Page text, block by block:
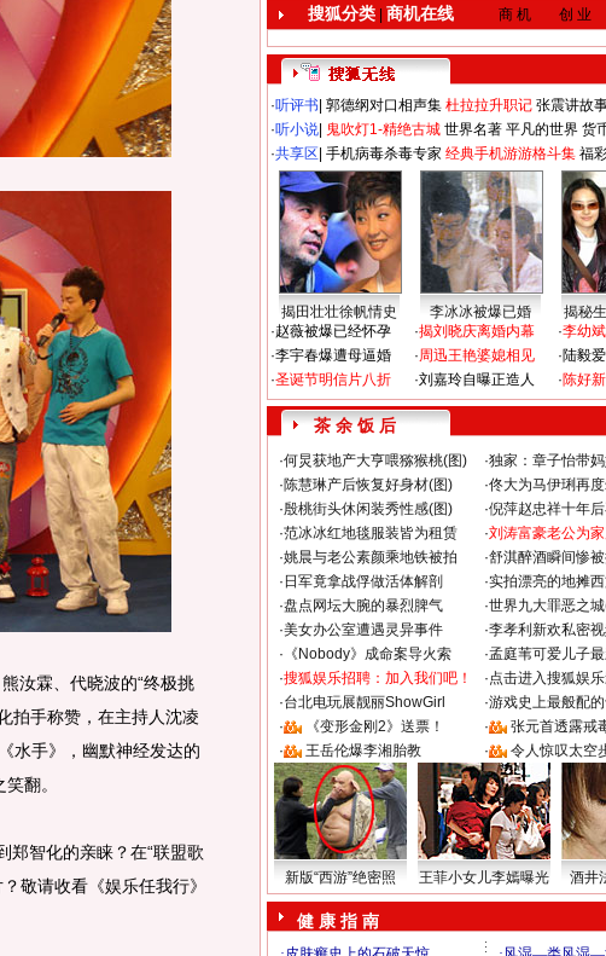
汝霖、代晓波的“终极挑
拍手称赞，在主持人沈凌
水手》，幽默神经发达的
翻。
智化的亲睐？在“联盟歌
敬请收看《娱乐任我行》
搜狐分类| 商机在线 商 机 创 业
·听评书 郭德纲对口相声集 杜拉拉升职记 张震讲故
·听小说 鬼吹灯1-精绝古城 世界名著 平凡的世界 货
·共享区 手机病毒杀毒专家 经典手机游游格斗集 福
揭田壮壮徐帆情史 李冰冰被爆已婚
揭秘
·赵薇被爆已经怀孕
·李宇春爆遭母逼婚
·圣诞节明信片八折
·揭刘晓庆离婚内幕
·周迅王艳婆媳相见
·刘嘉玲自曝正造人
·李幼
·陆毅
·陈好
茶 余 饭 后
·何炅获地产大亨喂猕猴桃(图) ·独家：章子怡带
·陈慧琳产后恢复好身材(图) ·佟大为马伊琍再
·殷桃街头休闲装秀性感(图) ·倪萍赵忠祥十年
·范冰冰红地毯服装皆为租赁 ·刘涛富豪老公为
·姚晨与老公素颜乘地铁被拍 ·舒淇醉酒瞬间惨
· 日军竟拿战俘做活体解剖 ·实拍漂亮的地摊
·盘点网坛大腕的暴烈脾气 ·世界九大罪恶之
·美女办公室遭遇灵异事件 ·李孝利新欢私密
· 《Nobody》成命案导火索 ·孟庭苇可爱儿子
·搜狐娱乐招聘：加入我们吧！ ·点击进入搜狐娱
·台北电玩展靓丽ShowGirl ·游戏史上最般配
·
《变形金刚2》送票！ ·
张元首透露戒
·
王岳伦爆李湘胎教 · 令人惊叹太空
新版“西游”绝密照 王菲小女儿李嫣曝光 酒井
健 康 指 南